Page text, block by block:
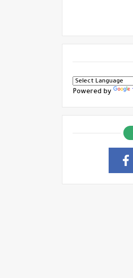
Powered by